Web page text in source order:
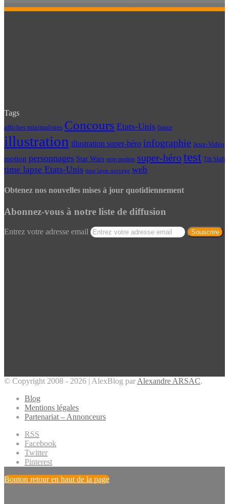
Tags
affiches minimalistes Concours Etats-Unis france
illustration illustration super-héro infographie Jeux-Vidéo
motion personnages Star Wars stop motion super-hérotest Tilt Shift
time lapse Etats-Unis time lapse norvege web
Obtenez nos nouvelles mises à jour quotidiennement
Abonnez-vous à notre liste de diffusion
Entrez votre adresse email
© Copyright 2008 - 2026 | AlexBlog par Alexandre ARSAC.
Blog
Mentions légales
Partenariat – Annonceurs
RSS
Facebook
Twitter
Pinterest
Bouton retour en haut de la page